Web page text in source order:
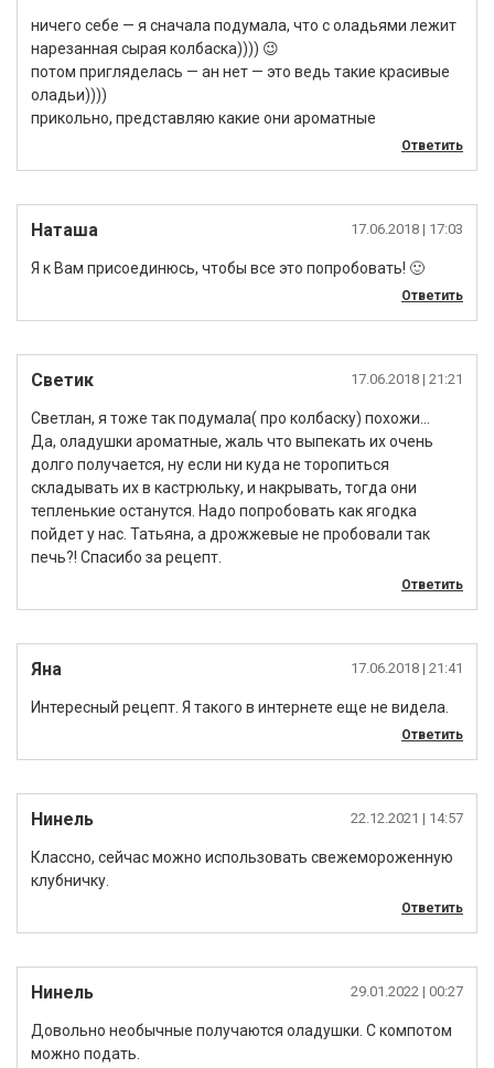
ничего себе — я сначала подумала, что с оладьями лежит
нарезанная сырая колбаска)))) 😉
потом пригляделась — ан нет — это ведь такие красивые
оладьи))))
прикольно, представляю какие они ароматные
Ответить
Наташа 17.06.2018 | 17:03
Я к Вам присоединюсь, чтобы все это попробовать! 🙂
Ответить
Светик 17.06.2018 | 21:21
Светлан, я тоже так подумала( про колбаску) похожи…
Да, оладушки ароматные, жаль что выпекать их очень
долго получается, ну если ни куда не торопиться
складывать их в кастрюльку, и накрывать, тогда они
тепленькие останутся. Надо попробовать как ягодка
пойдет у нас. Татьяна, а дрожжевые не пробовали так
печь?! Спасибо за рецепт.
Ответить
Яна 17.06.2018 | 21:41
Интересный рецепт. Я такого в интернете еще не видела.
Ответить
Нинель 22.12.2021 | 14:57
Классно, сейчас можно использовать свежемороженную
клубничку.
Ответить
Нинель 29.01.2022 | 00:27
Довольно необычные получаются оладушки. С компотом
можно подать.